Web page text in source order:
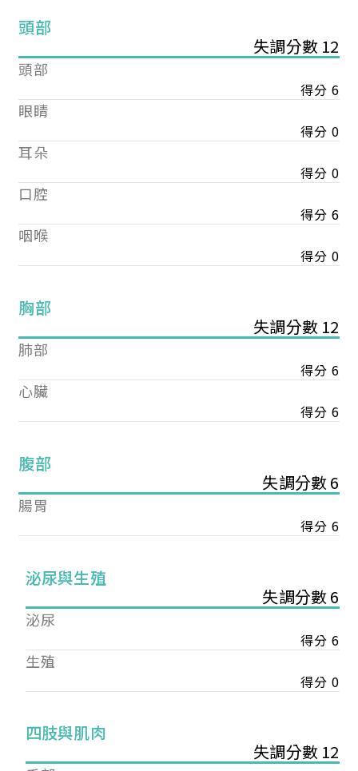
頭部
失調分數 12
頭部
得分 6
眼睛
得分 0
耳朵
得分 0
口腔
得分 6
咽喉
得分 0
胸部
失調分數 12
肺部
得分 6
心臟
得分 6
腹部
失調分數 6
腸胃
得分 6
泌尿與生殖
失調分數 6
泌尿
得分 6
生殖
得分 0
四肢與肌肉
失調分數 12
您已成功送出會員申請
您好，您的會員申請，已成功送出，經本協會理事